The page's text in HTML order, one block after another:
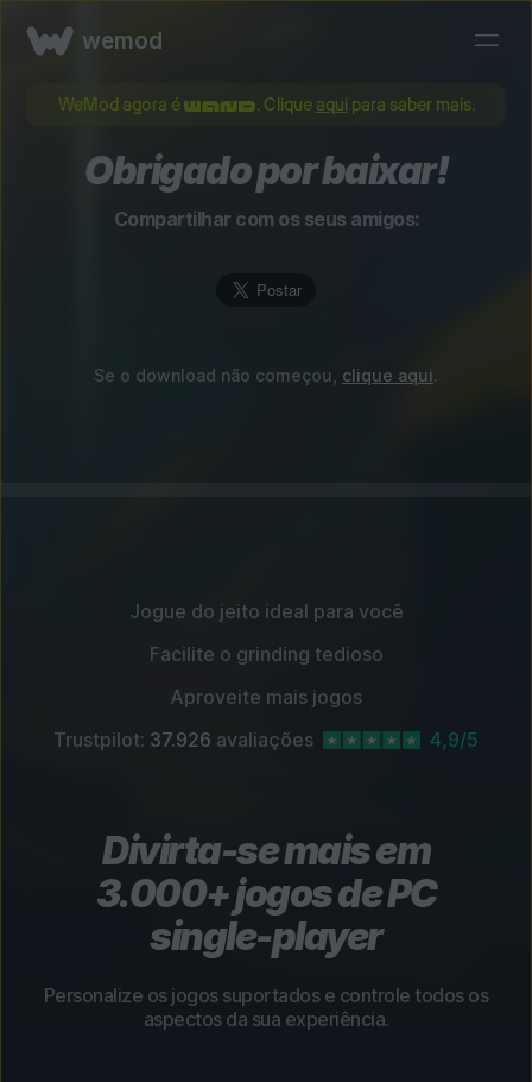
wemod
WeMod agora é . Clique aqui para saber mais.
Obrigado por baixar!
Compartilhar com os seus amigos:
Se o download não começou, clique aqui.
Jogue do jeito ideal para você
Facilite o grinding tedioso
Aproveite mais jogos
Trustpilot: 37.926 avaliações 4,9/5
Divirta-se mais em
3.000+ jogos de PC
single-player
Personalize os jogos suportados e controle todos os
aspectos da sua experiência.